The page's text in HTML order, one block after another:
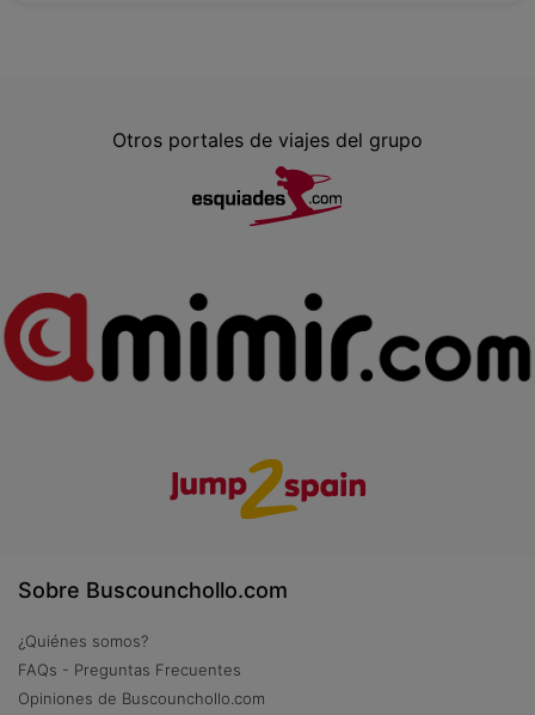
Otros portales de viajes del grupo
Sobre Buscounchollo.com
¿Quiénes somos?
FAQs - Preguntas Frecuentes
Opiniones de Buscounchollo.com